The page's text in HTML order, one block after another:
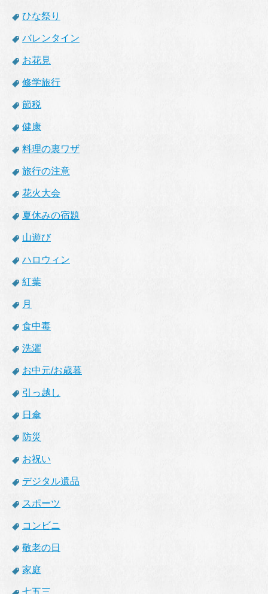
ひな祭り
バレンタイン
お花見
修学旅行
節税
健康
料理の裏ワザ
旅行の注意
花火大会
夏休みの宿題
山遊び
ハロウィン
紅葉
月
食中毒
洗濯
お中元/お歳暮
引っ越し
日傘
防災
お祝い
デジタル遺品
スポーツ
コンビニ
敬老の日
家庭